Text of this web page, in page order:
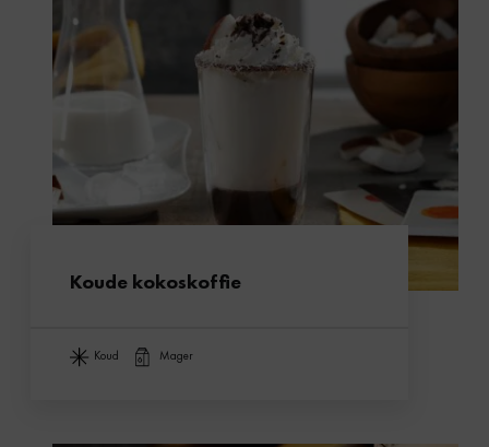
Koude kokoskoffie
koud mager